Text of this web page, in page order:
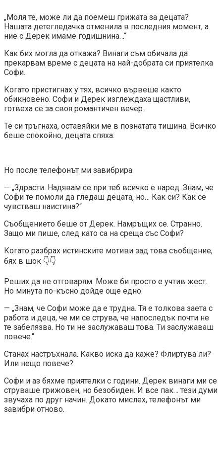
„Моля те, може ли да поемеш грижата за децата?
Нашата детегледачка отменила в последния момент, а
ние с Дерек имаме годишнина…“
Как бих могла да откажа? Винаги съм обичала да
прекарвам време с децата на най-добрата си приятелка
Софи.
Когато пристигнах у тях, всичко вървеше както
обикновено. Софи и Дерек изглеждаха щастливи,
готвеха се за своя романтичен вечер.
Те си тръгнаха, оставяйки ме в познатата тишина. Всичко
беше спокойно, децата спяха.
Но после телефонът ми завибрира.
— „Здрасти. Надявам се при теб всичко е наред. Знам, че
Софи те помоли да гледаш децата, но… Как си? Как се
чувстваш наистина?“
Съобщението беше от Дерек. Намръщих се. Странно.
Защо ми пише, след като са на среща със Софи?
Когато разбрах истинските мотиви зад това съобщение,
бях в шок 👇👇
Реших да не отговарям. Може би просто е учтив жест.
Но минута по-късно дойде още едно.
— „Знам, че Софи може да е трудна. Тя е толкова заета с
работа и деца, че ми се струва, че напоследък почти не
те забелязва. Но ти не заслужаваш това. Ти заслужаваш
повече.“
Станах настръхнала. Какво иска да каже? Флиртува ли?
Или нещо повече?
Софи и аз бяхме приятелки с години. Дерек винаги ми се
струваше грижовен, но безобиден. И все пак… тези думи
звучаха по друг начин. Докато мислех, телефонът ми
завибри отново.